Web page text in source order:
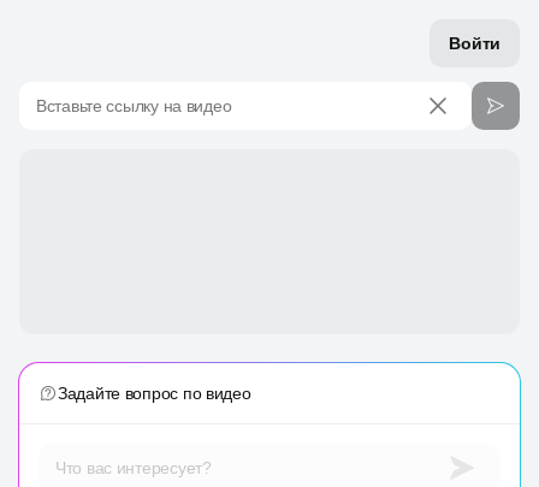
Войти
Вставьте ссылку на видео
Задайте вопрос по видео
Что вас интересует?